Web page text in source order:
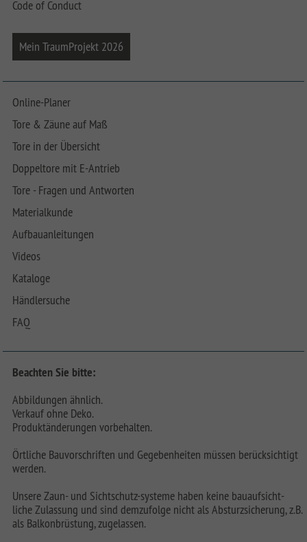
Code of Conduct
Mein TraumProjekt 2026
Online-Planer
Tore & Zäune auf Maß
Tore in der Übersicht
Doppeltore mit E-Antrieb
Tore - Fragen und Antworten
Materialkunde
Aufbauanleitungen
Videos
Kataloge
Händlersuche
FAQ
Beachten Sie bitte:
Abbildungen ähnlich.
Verkauf ohne Deko.
Produktänderungen vorbehalten.
Örtliche Bauvorschriften und Gegebenheiten müssen berücksichtigt
werden.
Unsere Zaun- und Sichtschutz-systeme haben keine bauaufsicht-
liche Zulassung und sind demzufolge nicht als Absturzsicherung, z.B.
als Balkonbrüstung, zugelassen.